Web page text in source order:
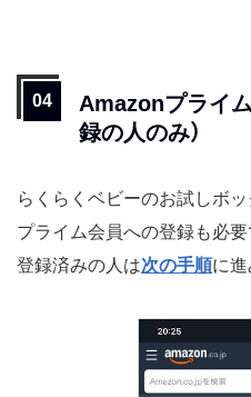
Amazonプライ
録の人のみ）
らくらくベビーのお試しボ
プライム会員への登録も必
登録済みの人は次の手順に進